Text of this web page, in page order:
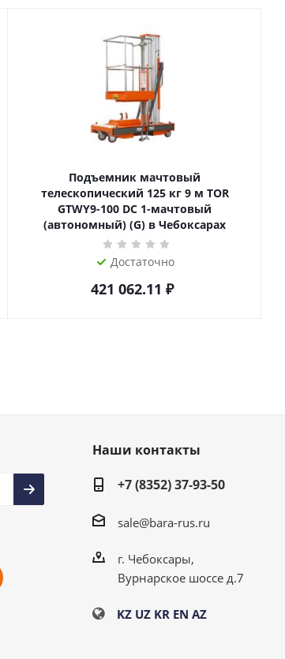
Подъемник мачтовый
телескопический 125 кг 9 м TOR
GTWY9-100 DC 1-мачтовый
(автономный) (G) в Чебоксарах
Достаточно
421 062.11 ₽
Наши контакты
+7 (8352) 37-93-50
sale@bara-rus.ru
г. Чебоксары,
Вурнарское шоссе д.7
KZ UZ KR EN AZ